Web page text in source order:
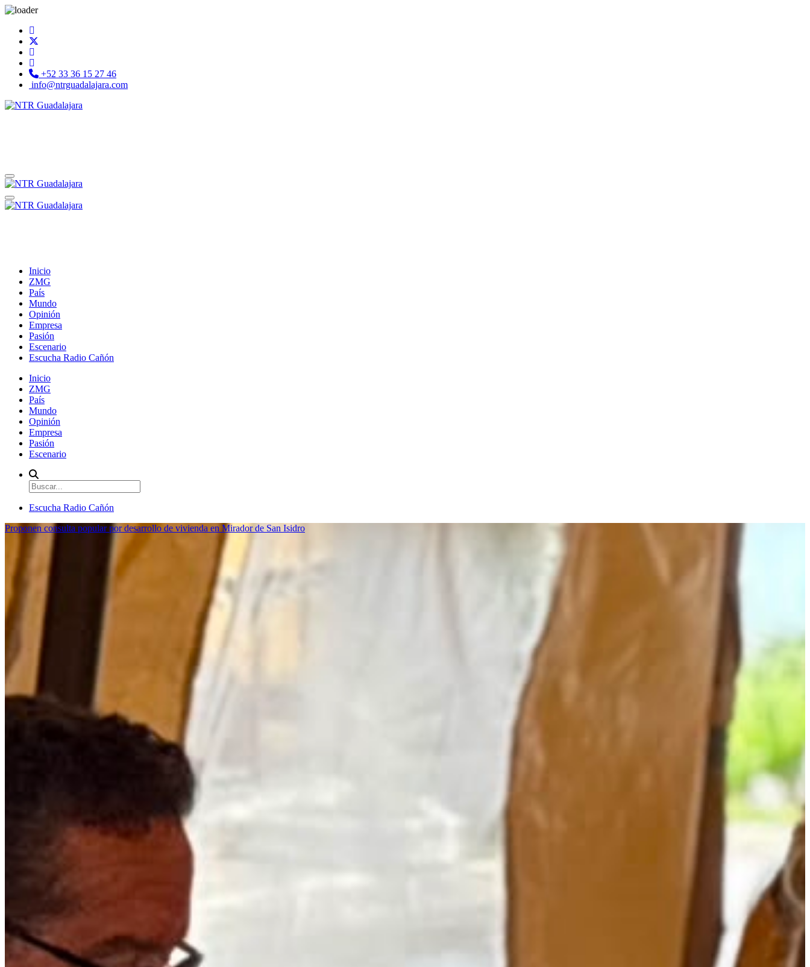
+52 33 36 15 27 46
info@ntrguadalajara.com
Inicio
ZMG
País
Mundo
Opinión
Empresa
Pasión
Escenario
Escucha Radio Cañón
Inicio
ZMG
País
Mundo
Opinión
Empresa
Pasión
Escenario
Escucha Radio Cañón
Proponen consulta popular por desarrollo de vivienda en Mirador de San Isidro